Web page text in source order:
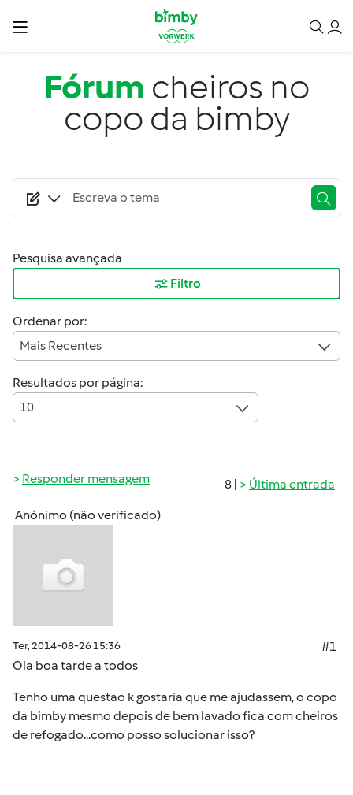
Passar para o conteúdo principal
Fórum cheiros no
copo da bimby
Pesquisa avançada
Filtro
Ordenar por:
Mais Recentes
Resultados por página:
10
8 | Última entrada
Responder mensagem
Anónimo (não verificado)
Ter, 2014-08-26 15:36
#1
Ola boa tarde a todos
Tenho uma questao k gostaria que me ajudassem, o copo
da bimby mesmo depois de bem lavado fica com cheiros
de refogado...como posso solucionar isso?